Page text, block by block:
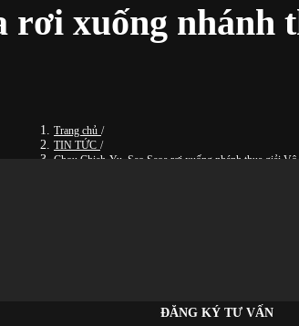
rơi xuống
Trang chủ /
TIN TỨC /
Chou Chieh-Yu, Seo Seoa rơi xuống nhánh thua giải
ĐĂNG KÝ TƯ VẤN